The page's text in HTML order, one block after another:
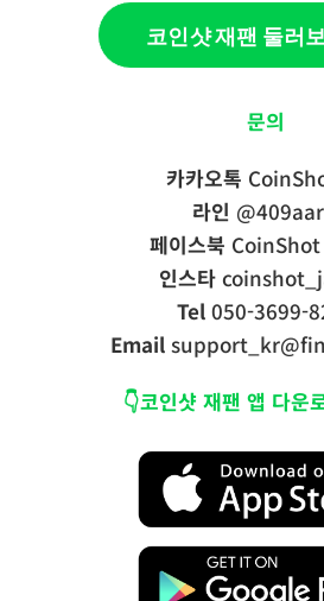
코인샷 재팬 둘러
문의
카카오톡
라인
페이스북
인스타
Tel050-3699-
Email
👇코인샷 재팬 앱 다운